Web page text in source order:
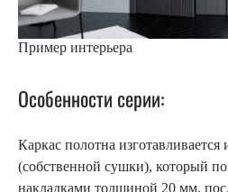
Пример интерьера
Особенности серии:
Каркас полотна изготавливается
(собственной сушки), который
накладками толщиной 20 мм,